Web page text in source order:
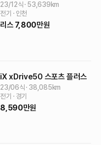
23/12식 53,639km
전기
인천
리스 7,800만원
iX xDrive50 스포츠 플러스
23/06식 38,085km
전기
경기
8,590만원